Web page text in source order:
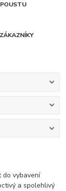
do vybavení
a spolehlivý